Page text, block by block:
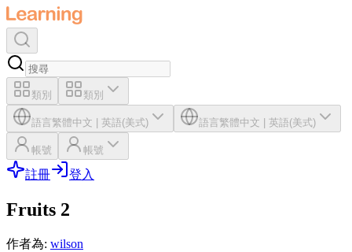
類別 類別
語言繁體中文 英語(美式) 語言繁體中文 英語(美式)
帳號 帳號
註冊 登入
Fruits 2
作者為: wilson